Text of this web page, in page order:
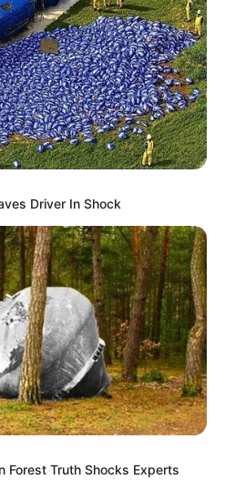
Driver In Shock
Forest Truth Shocks Experts